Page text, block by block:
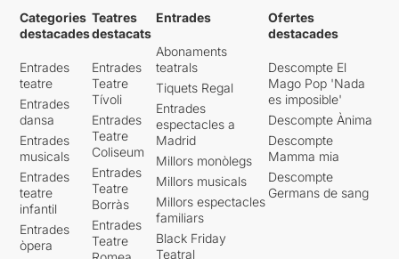
Categories
destacades
Entrades
teatre
Entrades
dansa
Entrades
musicals
Entrades
teatre
infantil
Entrades
òpera
Teatres
destacats
Entrades
Teatre
Tívoli
Entrades
Teatre
Coliseum
Entrades
Teatre
Borràs
Entrades
Teatre
Entrades
Abonaments
teatrals
Tiquets Regal
Entrades
espectacles a
Madrid
Millors monòlegs
Millors musicals
Millors espectacles
familiars
Black Friday
Teatral
Ofertes
destacades
Descompte El
Mago Pop 'Nada
es imposible'
Descompte Ànima
Descompte
Mamma mia
Descompte
Germans de sang